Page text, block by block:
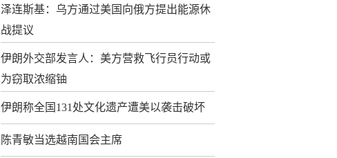
泽连斯基：乌方通过美国向俄方提出能源休
战提议
伊朗外交部发言人：美方营救飞行员行动或
为窃取浓缩铀
伊朗称全国131处文化遗产遭美以袭击破坏
陈青敏当选越南国会主席